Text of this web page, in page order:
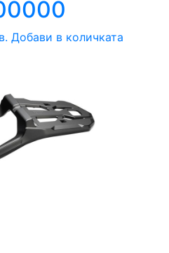
Добави в количката